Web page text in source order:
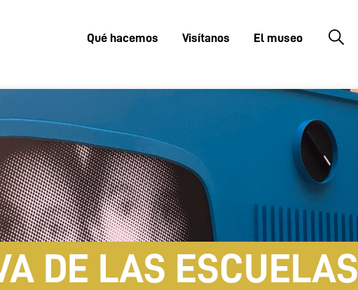
Menú
Qué hacemos Visítanos El museo Buscar
DE LAS ESCUELAS